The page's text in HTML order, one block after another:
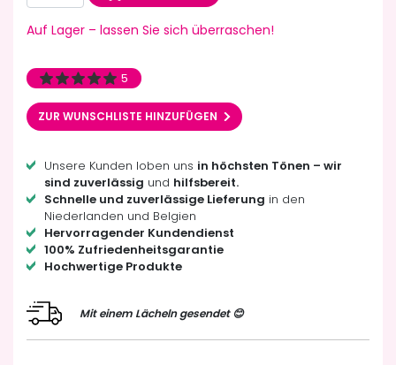
Auf Lager – lassen Sie sich überraschen!
5
ZUR WUNSCHLISTE HINZUFÜGEN
Unsere Kunden loben uns in höchsten Tönen – wir
sind zuverlässig und hilfsbereit.
Schnelle und zuverlässige Lieferung in den
Niederlanden und Belgien
Hervorragender Kundendienst
100% Zufriedenheitsgarantie
Hochwertige Produkte
Mit einem Lächeln gesendet 😊